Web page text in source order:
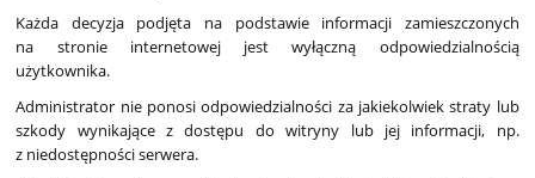
Każda decyzja podjęta na podstawie informacji zamieszczonych
na stronie internetowej jest wyłączną odpowiedzialnością
użytkownika.
Administrator nie ponosi odpowiedzialności za jakiekolwiek straty lub
szkody wynikające z dostępu do witryny lub jej informacji, np.
z niedostępności serwera.